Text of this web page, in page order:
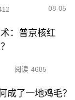
08-05
：普京核红
阅读 4685
成了一地鸡毛？